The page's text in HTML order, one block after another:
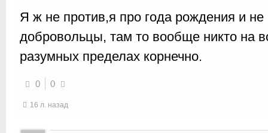
Я ж не против,я про года рождения и
добровольцы, там то вообще никто на
разумных пределах корнечно.
0 0
16 л. назад